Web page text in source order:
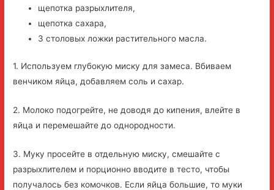
щепотка разрыхлителя,
щепотка сахара,
3 столовых ложки растительного масла.
1. Используем глубокую миску для замеса. Вбиваем
венчиком яйца, добавляем соль и сахар.
2. Молоко подогрейте, не доводя до кипения, влейте в
яйца и перемешайте до однородности.
3. Муку просейте в отдельную миску, смешайте с
разрыхлителем и порционно вводите в тесто, чтобы
получалось без комочков. Если яйца большие, то муки